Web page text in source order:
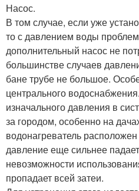
Насос.
В том случае, если уже
то с давлением воды
дополнительный насос не
большинстве случаев
бане трубе не большое.
центрального
изначального давления в
за городом, особенно на
водонагреватель
давление еще сильнее
невозможности
пропадает всей затеи.